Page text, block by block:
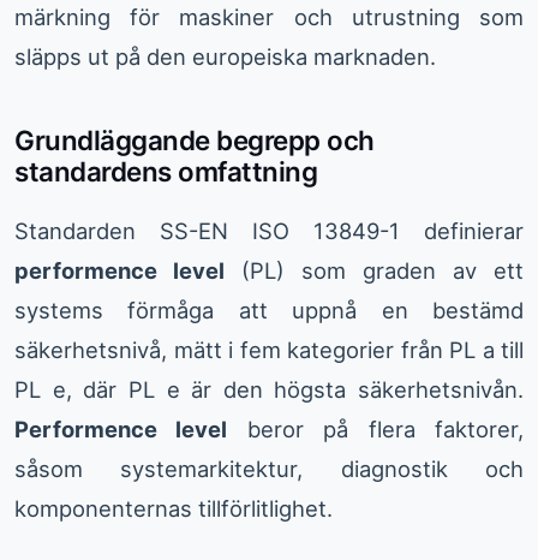
märkning för maskiner och utrustning som
släpps ut på den europeiska marknaden.
Grundläggande begrepp och
standardens omfattning
Standarden SS-EN ISO 13849-1 definierar
performence level (PL) som graden av ett
systems förmåga att uppnå en bestämd
säkerhetsnivå, mätt i fem kategorier från PL a till
PL e, där PL e är den högsta säkerhetsnivån.
Performence level beror på flera faktorer,
såsom systemarkitektur, diagnostik och
komponenternas tillförlitlighet.